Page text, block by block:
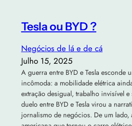
Tesla ou BYD ?
Negócios de lá e de cá
Julho 15, 2025
A guerra entre BYD e Tesla esconde
incômoda: a mobilidade elétrica
extração desigual, trabalho invisível
duelo entre BYD e Tesla virou a
jornalismo de negócios. De um lado,